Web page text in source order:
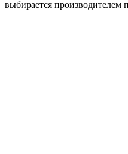
выбирается производителем